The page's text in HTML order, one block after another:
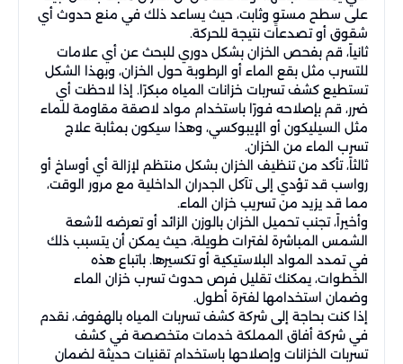
على سطح مستوٍ وثابت، حيث يساعد ذلك في منع حدوث أي
شقوق أو تصدعات نتيجة للحركة.
ثانياً، قم بفحص الخزان بشكل دوري للبحث عن أي علامات
للتسرب مثل بقع الماء أو الرطوبة حول الخزان، وبهذا الشكل
تستطيع كشف تسربات خزانات المياه مبكرًا. إذا لاحظت أي
ضرر، قم بإصلاحه فورًا باستخدام مواد لاصقة مقاومة للماء
مثل السيليكون أو الإيبوكسي، وهذا سيكون بمثابة علاج
تسرب الماء من الخزان.
ثالثاً، تأكد من تنظيف الخزان بشكل منتظم لإزالة أي أوساخ أو
رواسب قد تؤدي إلى تآكل الجدران الداخلية مع مرور الوقت،
مما قد يزيد من تسريب خزان الماء.
وأخيراً، تجنب تحميل الخزان بالوزن الزائد أو تعرضه لأشعة
الشمس المباشرة لفترات طويلة، حيث يمكن أن يتسبب ذلك
في تمدد المواد البلاستيكية أو تكسيرها. باتباع هذه
الخطوات، يمكنك تقليل فرص حدوث تسرب خزان الماء
وضمان استخدامها لفترة أطول.
إذا كنت بحاجة إلى شركة كشف تسربات المياه بالهفوف، نقدم
في شركة أفاق المملكة خدمات متخصصة في كشف
تسربات الخزانات وإصلاحها باستخدام تقنيات حديثة لضمان